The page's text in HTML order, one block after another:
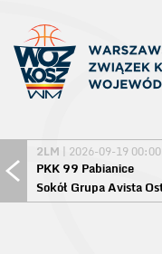
2LM | 2026-09-19 00:00
PKK 99 Pabianice